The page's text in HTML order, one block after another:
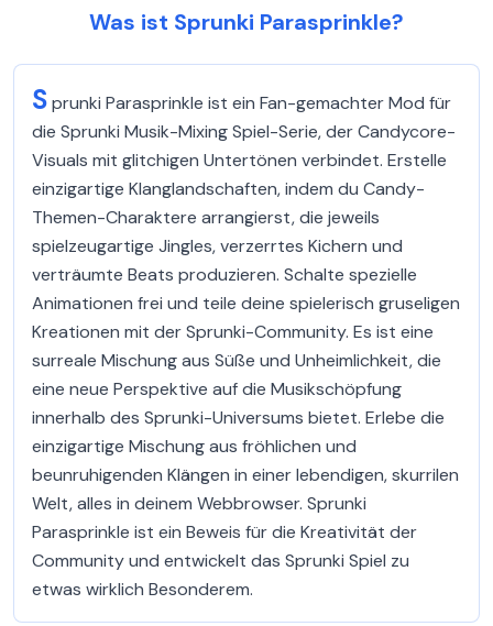
Was ist Sprunki Parasprinkle?
Sprunki Parasprinkle ist ein Fan-gemachter Mod für
die Sprunki Musik-Mixing Spiel-Serie, der Candycore-
Visuals mit glitchigen Untertönen verbindet. Erstelle
einzigartige Klanglandschaften, indem du Candy-
Themen-Charaktere arrangierst, die jeweils
spielzeugartige Jingles, verzerrtes Kichern und
verträumte Beats produzieren. Schalte spezielle
Animationen frei und teile deine spielerisch gruseligen
Kreationen mit der Sprunki-Community. Es ist eine
surreale Mischung aus Süße und Unheimlichkeit, die
eine neue Perspektive auf die Musikschöpfung
innerhalb des Sprunki-Universums bietet. Erlebe die
einzigartige Mischung aus fröhlichen und
beunruhigenden Klängen in einer lebendigen, skurrilen
Welt, alles in deinem Webbrowser. Sprunki
Parasprinkle ist ein Beweis für die Kreativität der
Community und entwickelt das Sprunki Spiel zu
etwas wirklich Besonderem.